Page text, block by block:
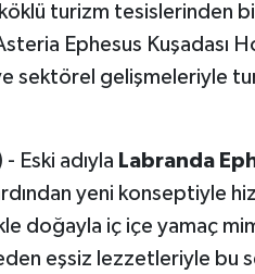
köklü turizm tesislerinden
Ephesus Kuşadası
sektörel gelişmeleriyle
Eski adıyla Labranda
yeni konseptiyle
doğayla iç içe yamaç
eşsiz lezzetleriyle bu